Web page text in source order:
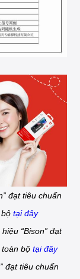
đạt tiêu chuẩn
tại đây
“Bison” đạt
bộ tại đây
đạt tiêu chuẩn